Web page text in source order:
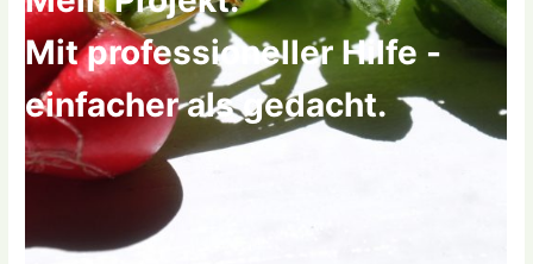
Mit professioneller Hilfe -
einfacher als gedacht.